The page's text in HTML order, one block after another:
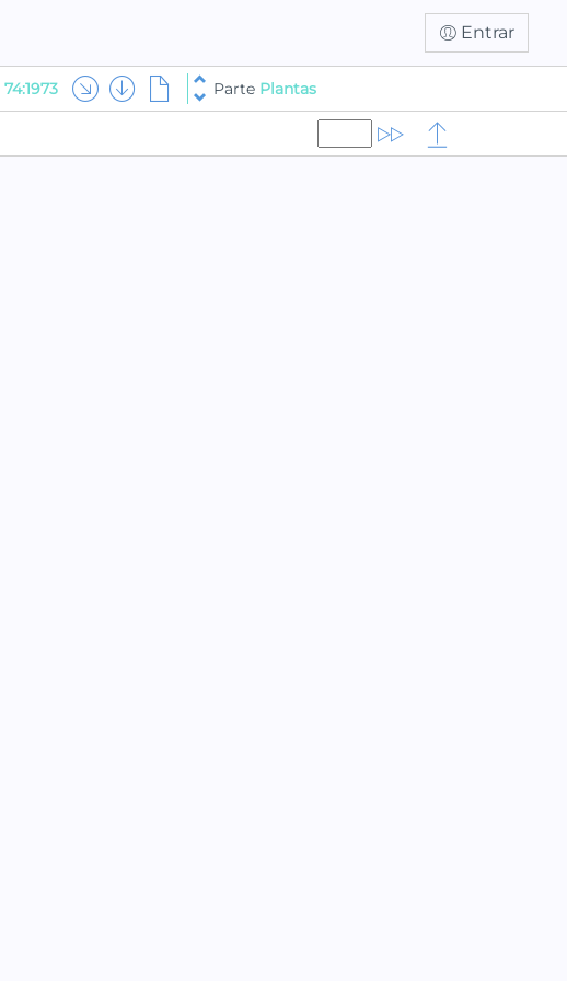
Entrar
74:1973 Parte Plantas